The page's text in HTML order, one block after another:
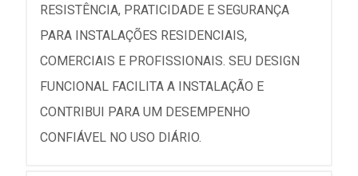
RESISTÊNCIA, PRATICIDADE E SEGURANÇA
PARA INSTALAÇÕES RESIDENCIAIS,
COMERCIAIS E PROFISSIONAIS. SEU DESIGN
FUNCIONAL FACILITA A INSTALAÇÃO E
CONTRIBUI PARA UM DESEMPENHO
CONFIÁVEL NO USO DIÁRIO.